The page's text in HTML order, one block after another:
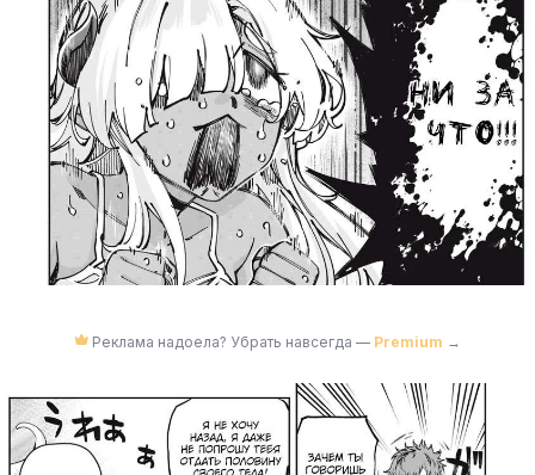
Реклама надоела? Убрать навсегда — Premium →